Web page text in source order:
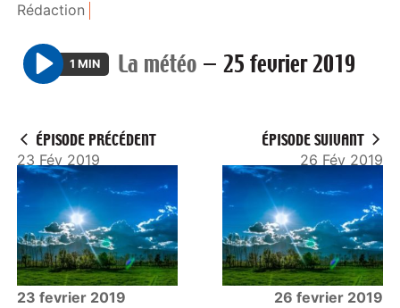
Rédaction
P
y
1 MIN La météo — 25 fevrier 2019
ÉPISODE PRÉCÉDENT
23 Fév 2019
23 fevrier 2019
ÉPISODE SUIVANT
26 Fév 2019
26 fevrier 2019